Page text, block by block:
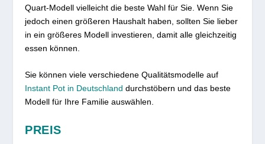
Quart-Modell vielleicht die beste Wahl für Sie. Wenn Sie
jedoch einen größeren Haushalt haben, sollten Sie lieber
in ein größeres Modell investieren, damit alle gleichzeitig
essen können.
Sie können viele verschiedene Qualitätsmodelle auf
Instant Pot in Deutschland durchstöbern und das beste
Modell für Ihre Familie auswählen.
PREIS